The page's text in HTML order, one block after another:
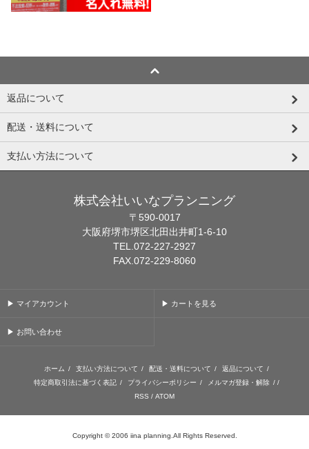
返品について
配送・送料について
支払い方法について
株式会社いいなプランニング
〒590-0017
大阪府堺市堺区北田出井町1-6-10
TEL.072-227-2927
FAX.072-229-8060
▶ マイアカウント ▶ カートを見る
▶ お問い合わせ
ホーム / 支払い方法について / 配送・送料について / 返品について /
特定商取引法に基づく表記 / プライバシーポリシー / メルマガ登録・解除 / /
RSS / ATOM
Copyright © 2006 iina planning.All Rights Reserved.